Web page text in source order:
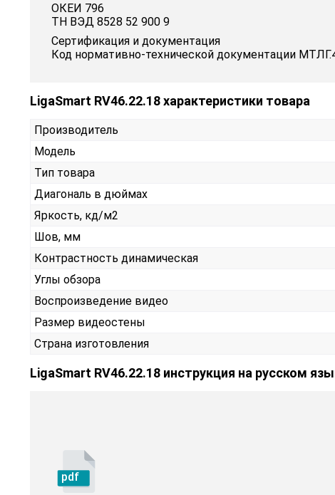
ОКЕИ 796
ТН ВЭД 8528 52 900 9
Сертификация и документация
Код нормативно-технической документации
LigaSmart RV46.22.18 характеристики товара
Производитель
Модель
Тип товара
Диагональ в дюймах
Яркость, кд/м2
Шов, мм
Контрастность динамическая
Углы обзора
Воспроизведение видео
Размер видеостены
Страна изготовления
LigaSmart RV46.22.18 инструкция на русском
pdf